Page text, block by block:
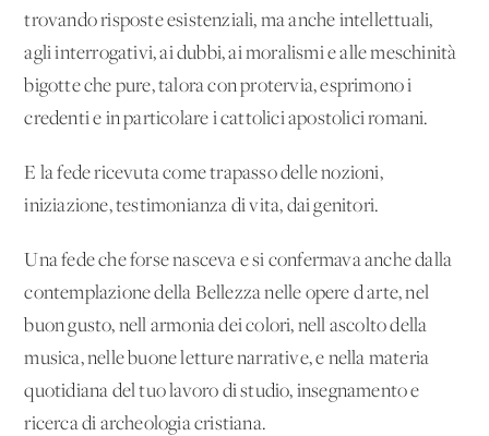
trovando risposte esistenziali, ma anche intellettuali,
agli interrogativi, ai dubbi, ai moralismi e alle meschinità
bigotte che pure, talora con protervia, esprimono i
credenti e in particolare i cattolici apostolici romani.
E la fede ricevuta come trapasso delle nozioni,
iniziazione, testimonianza di vita, dai genitori.
Una fede che forse nasceva e si confermava anche dalla
contemplazione della Bellezza nelle opere d'arte, nel
buon gusto, nell'armonia dei colori, nell'ascolto della
musica, nelle buone letture narrative, e nella materia
quotidiana del tuo lavoro di studio, insegnamento e
ricerca di archeologia cristiana.